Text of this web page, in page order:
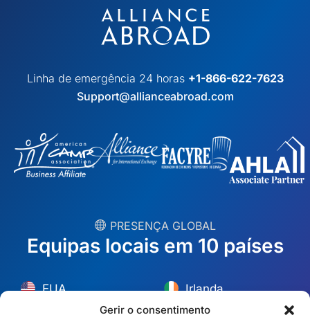
Gerir o consentimento
Linha de emergência 24 horas +1-866-622-7623
Support@allianceabroad.com
︎ PRESENÇA GLOBAL
Equipas locais em 10 países
EUA Irlanda
Polónia